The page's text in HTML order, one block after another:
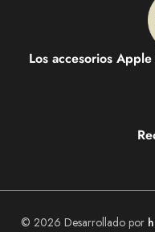
Los accesorios
© 2026 Desarrollado por